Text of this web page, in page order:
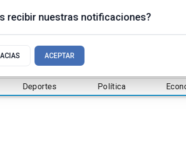
Deportes Política
recibir nuestras notificaciones?
ACEPTAR